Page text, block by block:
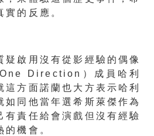
實的反應。
疑啟用沒有從影經驗的偶像
Direction）成員哈利
這方面諾蘭也大方表示哈利
如同他當年選希斯萊傑作為
有責任給會演戲但沒有經驗
的機會。